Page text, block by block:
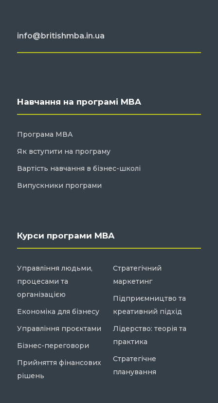
info@britishmba.in.ua
Навчання на програмі MBA
Програма МВА
Як вступити на програму
Вартість навчання в бізнес-школі
Випускники програми
Курси програми МВА
Управління людьми,
процесами та
організацією
Економіка для бізнесу
Управління проєктами
Бізнес-переговори
Прийняття фінансових
рішень
Стратегічний
маркетинг
Підприємництво та
креативний підхід
Лідерство: теорія та
практика
Стратегічне
планування